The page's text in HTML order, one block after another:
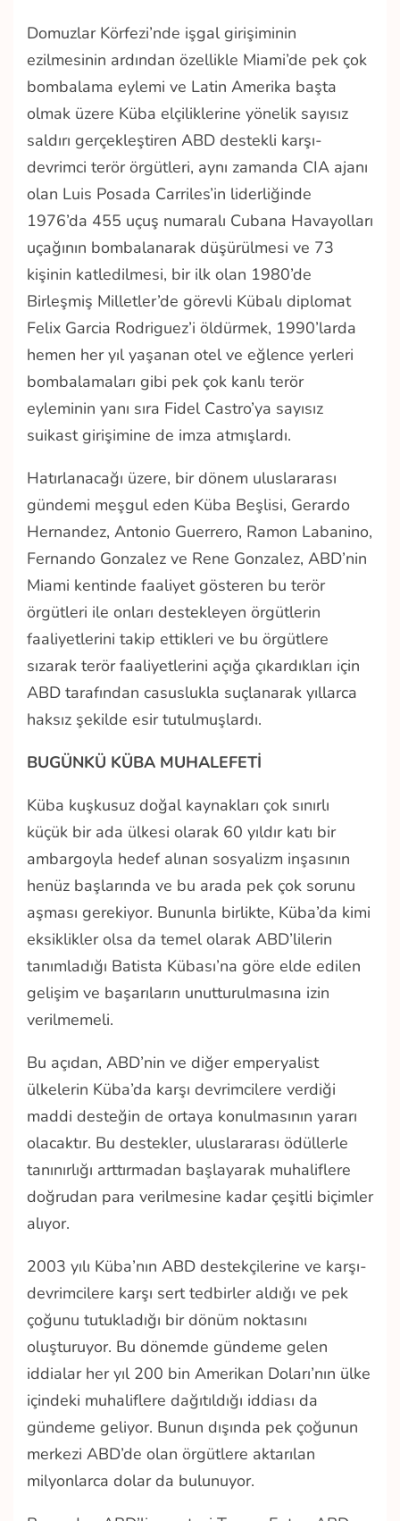
Domuzlar Körfezi’nde işgal girişiminin
ezilmesinin ardından özellikle Miami’de pek çok
bombalama eylemi ve Latin Amerika başta
olmak üzere Küba elçiliklerine yönelik sayısız
saldırı gerçekleştiren ABD destekli karşı-
devrimci terör örgütleri, aynı zamanda CIA ajanı
olan Luis Posada Carriles’in liderliğinde
1976’da 455 uçuş numaralı Cubana Havayolları
uçağının bombalanarak düşürülmesi ve 73
kişinin katledilmesi, bir ilk olan 1980’de
Birleşmiş Milletler’de görevli Kübalı diplomat
Felix Garcia Rodriguez’i öldürmek, 1990’larda
hemen her yıl yaşanan otel ve eğlence yerleri
bombalamaları gibi pek çok kanlı terör
eyleminin yanı sıra Fidel Castro’ya sayısız
suikast girişimine de imza atmışlardı.
Hatırlanacağı üzere, bir dönem uluslararası
gündemi meşgul eden Küba Beşlisi, Gerardo
Hernandez, Antonio Guerrero, Ramon Labanino,
Fernando Gonzalez ve Rene Gonzalez, ABD’nin
Miami kentinde faaliyet gösteren bu terör
örgütleri ile onları destekleyen örgütlerin
faaliyetlerini takip ettikleri ve bu örgütlere
sızarak terör faaliyetlerini açığa çıkardıkları için
ABD tarafından casuslukla suçlanarak yıllarca
haksız şekilde esir tutulmuşlardı.
BUGÜNKÜ KÜBA MUHALEFETİ
Küba kuşkusuz doğal kaynakları çok sınırlı
küçük bir ada ülkesi olarak 60 yıldır katı bir
ambargoyla hedef alınan sosyalizm inşasının
henüz başlarında ve bu arada pek çok sorunu
aşması gerekiyor. Bununla birlikte, Küba’da kimi
eksiklikler olsa da temel olarak ABD’lilerin
tanımladığı Batista Kübası’na göre elde edilen
gelişim ve başarıların unutturulmasına izin
verilmemeli.
Bu açıdan, ABD’nin ve diğer emperyalist
ülkelerin Küba’da karşı devrimcilere verdiği
maddi desteğin de ortaya konulmasının yararı
olacaktır. Bu destekler, uluslararası ödüllerle
tanınırlığı arttırmadan başlayarak muhaliflere
doğrudan para verilmesine kadar çeşitli biçimler
alıyor.
2003 yılı Küba’nın ABD destekçilerine ve karşı-
devrimcilere karşı sert tedbirler aldığı ve pek
çoğunu tutukladığı bir dönüm noktasını
oluşturuyor. Bu dönemde gündeme gelen
iddialar her yıl 200 bin Amerikan Doları’nın ülke
içindeki muhaliflere dağıtıldığı iddiası da
gündeme geliyor. Bunun dışında pek çoğunun
merkezi ABD’de olan örgütlere aktarılan
milyonlarca dolar da bulunuyor.